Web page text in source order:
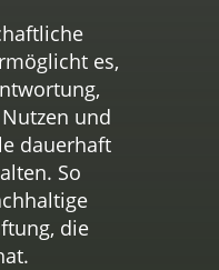
es,
und
dauerhaft
So
die